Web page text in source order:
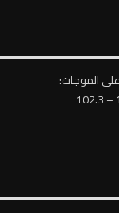
على الموجات:
102.3 –